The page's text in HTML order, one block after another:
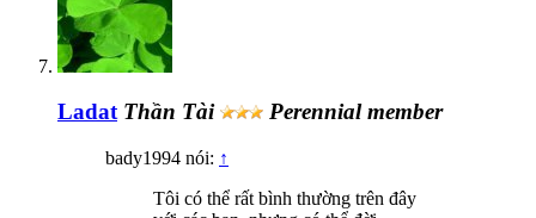
Ladat Thần Tài Perennial member
bady1994 nói: ↑
Tôi có thể rất bình thường trên đây